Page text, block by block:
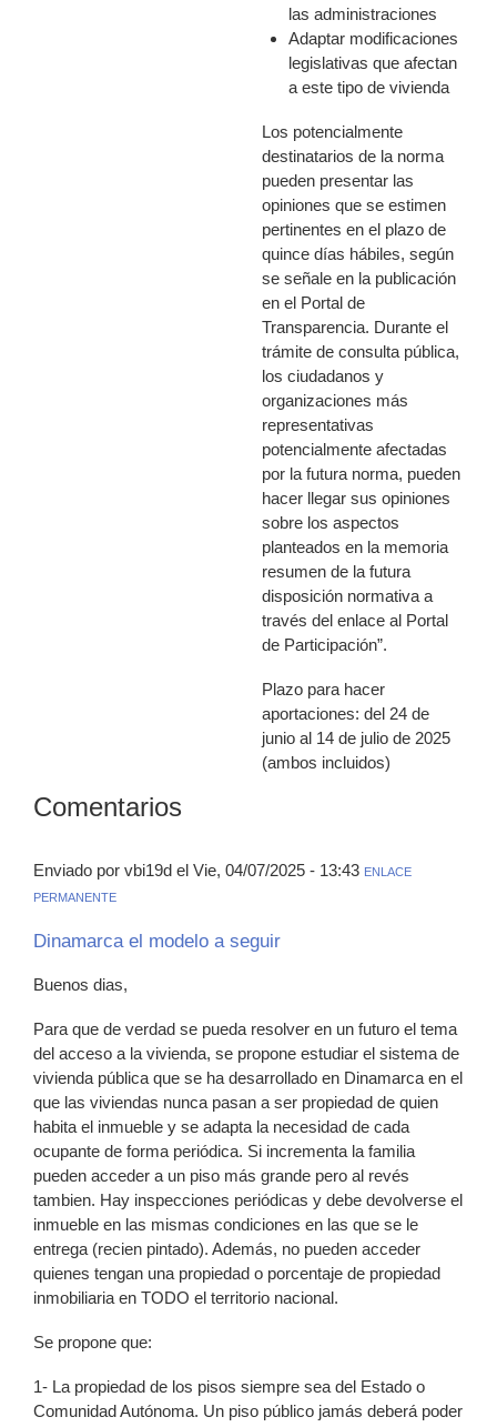
las administraciones
Adaptar modificaciones
legislativas que afectan
a este tipo de vivienda
Los potencialmente
destinatarios de la norma
pueden presentar las
opiniones que se estimen
pertinentes en el plazo de
quince días hábiles, según
se señale en la publicación
en el Portal de
Transparencia. Durante el
trámite de consulta pública,
los ciudadanos y
organizaciones más
representativas
potencialmente afectadas
por la futura norma, pueden
hacer llegar sus opiniones
sobre los aspectos
planteados en la memoria
resumen de la futura
disposición normativa a
través del enlace al Portal
de Participación”.
Plazo para hacer
aportaciones: del 24 de
junio al 14 de julio de 2025
(ambos incluidos)
Comentarios
Enviado por vbi19d el Vie, 04/07/2025 - 13:43 ENLACE
PERMANENTE
Dinamarca el modelo a seguir
Buenos dias,
Para que de verdad se pueda resolver en un futuro el tema
del acceso a la vivienda, se propone estudiar el sistema de
vivienda pública que se ha desarrollado en Dinamarca en el
que las viviendas nunca pasan a ser propiedad de quien
habita el inmueble y se adapta la necesidad de cada
ocupante de forma periódica. Si incrementa la familia
pueden acceder a un piso más grande pero al revés
tambien. Hay inspecciones periódicas y debe devolverse el
inmueble en las mismas condiciones en las que se le
entrega (recien pintado). Además, no pueden acceder
quienes tengan una propiedad o porcentaje de propiedad
inmobiliaria en TODO el territorio nacional.
Se propone que:
1- La propiedad de los pisos siempre sea del Estado o
Comunidad Autónoma. Un piso público jamás deberá poder